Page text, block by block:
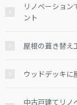
リノベーショ
ント
屋根の葺き替え
ウッドデッキに
中古戸建てリノ